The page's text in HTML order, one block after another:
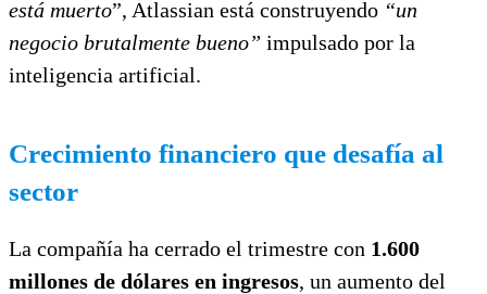
está muerto”, Atlassian está construyendo “un
negocio brutalmente bueno” impulsado por la
inteligencia artificial.
Crecimiento financiero que desafía al
sector
La compañía ha cerrado el trimestre con 1.600
millones de dólares en ingresos, un aumento del